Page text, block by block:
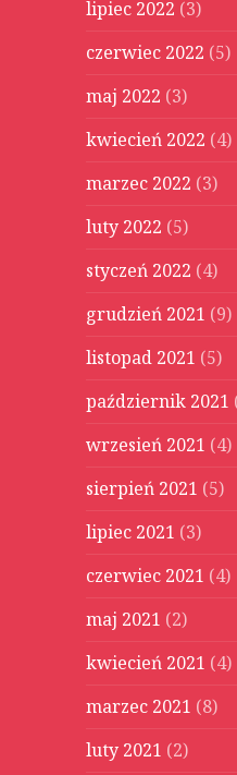
lipiec 2022 (3)
czerwiec 2022 (5)
maj 2022 (3)
kwiecień 2022 (4)
marzec 2022 (3)
luty 2022 (5)
styczeń 2022 (4)
grudzień 2021 (9)
listopad 2021 (5)
październik 2021
wrzesień 2021 (4)
sierpień 2021 (5)
lipiec 2021 (3)
czerwiec 2021 (4)
maj 2021 (2)
kwiecień 2021 (4)
marzec 2021 (8)
luty 2021 (2)